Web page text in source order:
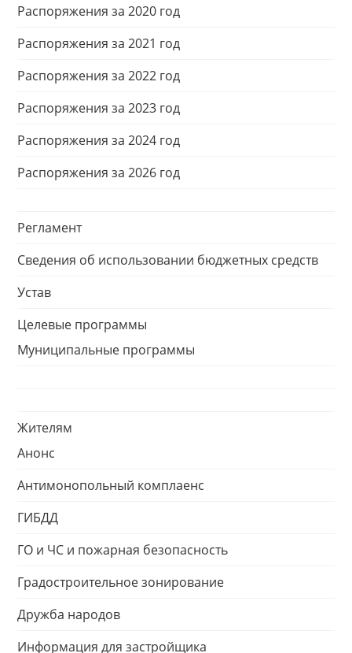
Распоряжения за 2020 год
Распоряжения за 2021 год
Распоряжения за 2022 год
Распоряжения за 2023 год
Распоряжения за 2024 год
Распоряжения за 2026 год
Регламент
Сведения об использовании бюджетных средств
Устав
Целевые программы
Муниципальные программы
Жителям
Анонс
Антимонопольный комплаенс
ГИБДД
ГО и ЧС и пожарная безопасность
Градостроительное зонирование
Дружба народов
Информация для застройщика